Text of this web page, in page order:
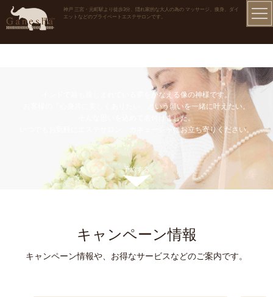
神戸 三宮・元町駅より徒歩3分、隠れ家的な大人の為の マッサージ、痩身、ダイ
エットなどのプライベートエステサロンです。
インドで最も親しまれている夢をかなえる像の神様です。
お客様の「心身共に美しくありたい」という願いを一緒に叶えたい。
そんな思いを込めて名付けました。
いつでもお気軽にエステサロン ガネェーシャにお立ち寄りください。
予約する
キャンペーン情報
キャンペーン情報や、お得なサービスなどのご案内です。